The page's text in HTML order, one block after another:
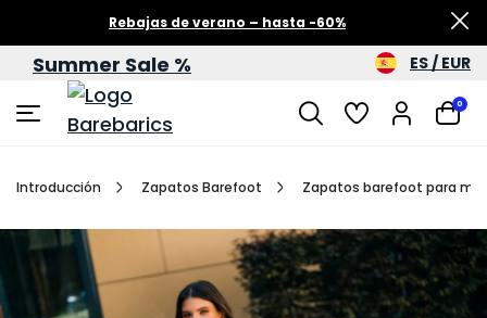
Rebajas de verano – hasta -60%
Summer Sale % ES / EUR
0
Introducción Zapatos Barefoot Zapatos barefoot para